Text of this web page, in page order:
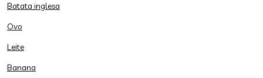
Batata inglesa
Ovo
Leite
Banana